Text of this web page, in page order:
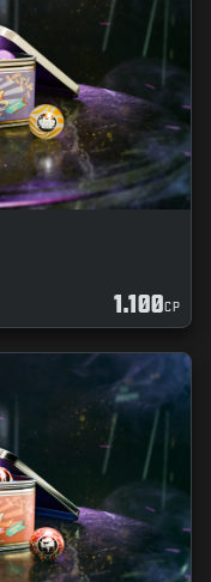
1.100CP